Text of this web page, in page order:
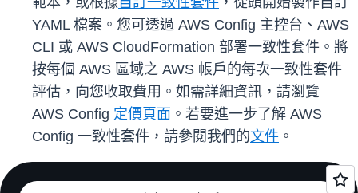
YAML 檔案。您可透過 AWS Config 主控台、AWS
CLI 或 AWS CloudFormation 部署一致性套件。將
按每個 AWS 區域之 AWS 帳戶的每次一致性套件
評估，向您收取費用。如需詳細資訊，請瀏覽
AWS Config 定價頁面 。若要進一步了解 AWS
Config 一致性套件，請參閱我們的文件 。